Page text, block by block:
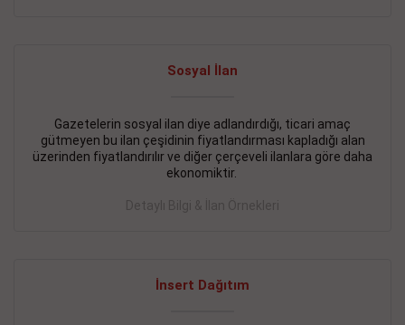
Sosyal İlan
Gazetelerin sosyal ilan diye adlandırdığı, ticari amaç
gütmeyen bu ilan çeşidinin fiyatlandırması kapladığı alan
üzerinden fiyatlandırılır ve diğer çerçeveli ilanlara göre daha
ekonomiktir.
Detaylı Bilgi & İlan Örnekleri
İnsert Dağıtım
İŞYERİ KİRALIK İlanı - 11.09.2018
BEYLİKDÜZÜ Kavaklıda 4 katlı bina